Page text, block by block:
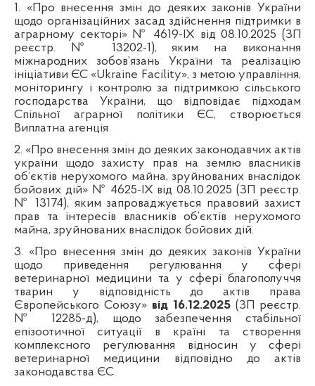
1. «Про внесення змін до деяких законів України
щодо організаційних засад здійснення підтримки в
аграрному секторі» № 4619-IX від 08.10.2025 (ЗП
реєстр.
№ 13202-1), яким на виконання
міжнародних зобов’язань України та реалізацію
ініціативи ЄС «Ukraine Facility», з метою управління,
моніторингу і контролю за підтримкою сільського
господарства України, що відповідає підходам
Спільної аграрної політики ЄС, створюється
Виплатна агенція
2.«Про внесення змін до деяких законодавчих актів
україни щодо захисту прав на землю власників
об’єктів нерухомого майна, зруйнованих внаслідок
бойових дій» № 4625-IX від 08.10.2025 (ЗП реєстр.
№ 13174), яким запроваджується правовий захист
прав та інтересів власників об’єктів нерухомого
майна, зруйнованих внаслідок бойових дій.
3. «Про внесення змін до деяких законів України
щодо приведення регулювання у сфері
ветеринарної медицини та у сфері благополуччя
тварин у відповідність до актів права
Європейського Союзу» від 16.12.2025 (ЗП реєстр.
№ 12285-д), щодо забезпечення стабільної
епізоотичної ситуації в країні та створення
комплексного регулювання відносин у сфері
ветеринарної медицини відповідно до актів
законодавства ЄС.